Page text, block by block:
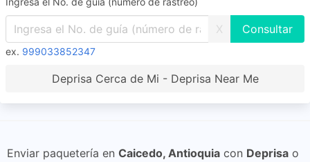
X
ex. 999033852347
Deprisa Cerca de Mi - Deprisa Near Me
Enviar paquetería en Caicedo, Antioquia con Deprisa o